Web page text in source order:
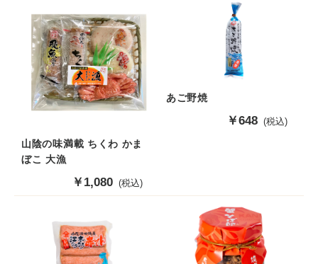
山陰の味満載 ちくわ かま
ぼこ 大漁
販
売
格
￥1,080 (税込)
あご野焼
販
￥648 (税込)